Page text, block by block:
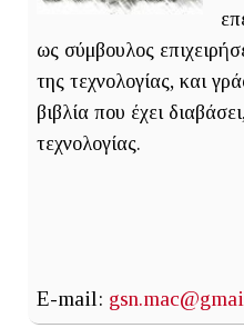
ως σύμβουλος
της τεχνολογίας, και
βιβλία που έχει
τεχνολογίας.
E-mail: